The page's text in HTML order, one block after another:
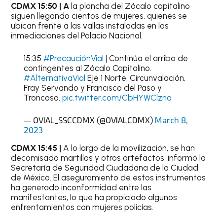
CDMX 15:50 | A la plancha del Zócalo capitalino
siguen llegando cientos de mujeres, quienes se
ubican frente a las vallas instaladas en las
inmediaciones del Palacio Nacional.
15:35 #PrecauciónVial | Continúa el arribo de
contingentes al Zócalo Capitalino.
#AlternativaVial Eje 1 Norte, Circunvalación,
Fray Servando y Francisco del Paso y
Troncoso. pic.twitter.com/CbHYWClzna
— OVIAL_SSCCDMX (@OVIALCDMX) March 8,
2023
CDMX 15:45 | A lo largo de la movilización, se han
decomisado martillos y otros artefactos, informó la
Secretaría de Seguridad Ciudadana de la Ciudad
de México. El aseguramiento de estos instrumentos
ha generado inconformidad entre las
manifestantes, lo que ha propiciado algunos
enfrentamientos con mujeres policías.